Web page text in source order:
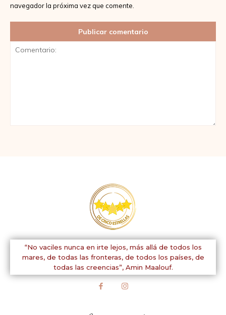
navegador la próxima vez que comente.
“No vaciles nunca en irte lejos, más allá de todos los
mares, de todas las fronteras, de todos los países, de
todas las creencias”, Amin Maalouf.